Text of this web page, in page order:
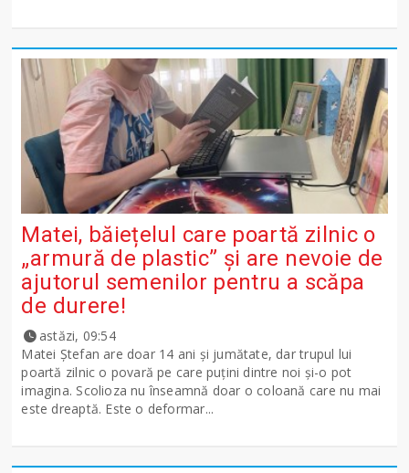
Matei, băiețelul care poartă zilnic o
„armură de plastic” și are nevoie de
ajutorul semenilor pentru a scăpa
de durere!
astăzi, 09:54
Matei Ștefan are doar 14 ani și jumătate, dar trupul lui
poartă zilnic o povară pe care puțini dintre noi și-o pot
imagina. Scolioza nu înseamnă doar o coloană care nu mai
este dreaptă. Este o deformar...